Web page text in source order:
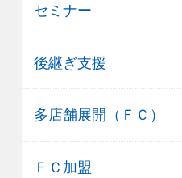
セミナー
後継ぎ支援
多店舗展開（ＦＣ）
ＦＣ加盟